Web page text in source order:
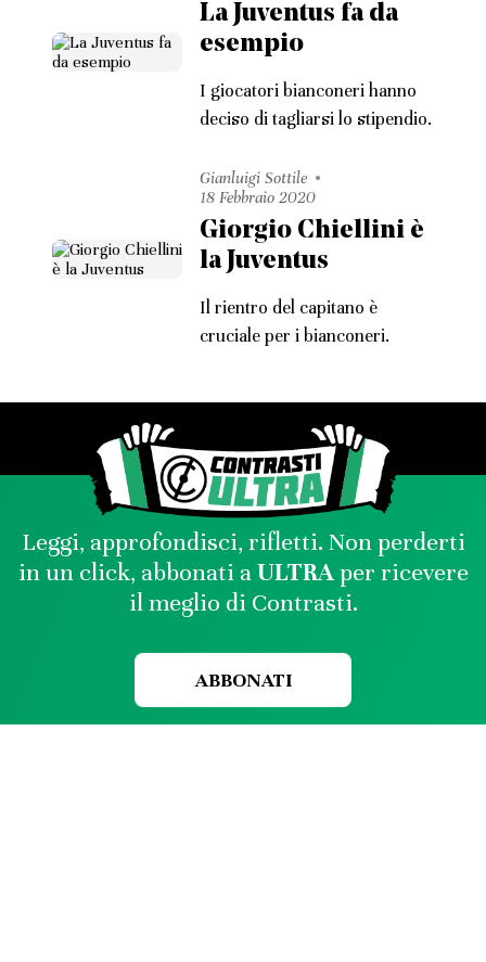
La Juventus fa da
esempio
I giocatori bianconeri hanno
deciso di tagliarsi lo stipendio.
Gianluigi Sottile
18 Febbraio 2020
Giorgio Chiellini è
la Juventus
Il rientro del capitano è
cruciale per i bianconeri.
Leggi, approfondisci, rifletti. Non perderti
in un click, abbonati aULTRAper ricevere
il meglio di Contrasti.
ABBONATI